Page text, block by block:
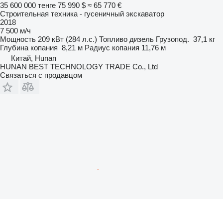
35 600 000 тенге 75 990 $ ≈ 65 770 €
Строительная техника - гусеничный экскаватор
2018
7 500 м/ч
Мощность 209 кВт (284 л.с.) Топливо дизель Грузопод. 37,1 кг
Глубина копания 8,21 м Радиус копания 11,76 м
Китай, Hunan
HUNAN BEST TECHNOLOGY TRADE Co., Ltd
Связаться с продавцом